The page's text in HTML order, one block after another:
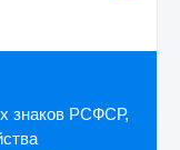
знаков РСФСР,